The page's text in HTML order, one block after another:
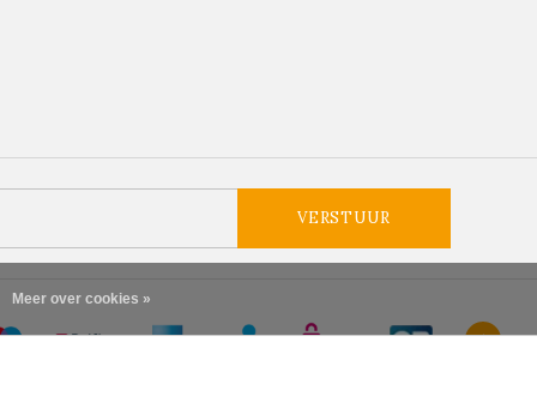
VERSTUUR
Meer over cookies »